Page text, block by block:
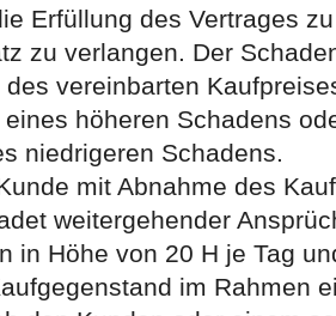
Erfüllung des Vertrages
zu verlangen. Der
vereinbarten
höheren Schadens
niedrigeren Schadens.
mit Abnahme des
weitergehender
in Höhe von 20 H je Tag
im Rahmen